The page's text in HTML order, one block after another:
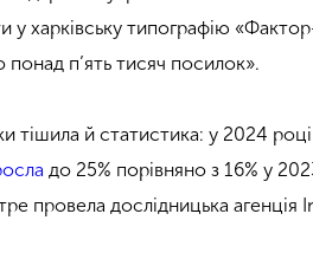
у харківську типографію
понад п’ять тисяч посилок».
тішила й статистика: у 2024
до 25% порівняно з 16% у
провела дослідницька агенція